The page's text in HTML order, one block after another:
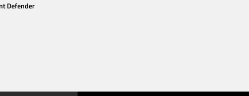
Defender